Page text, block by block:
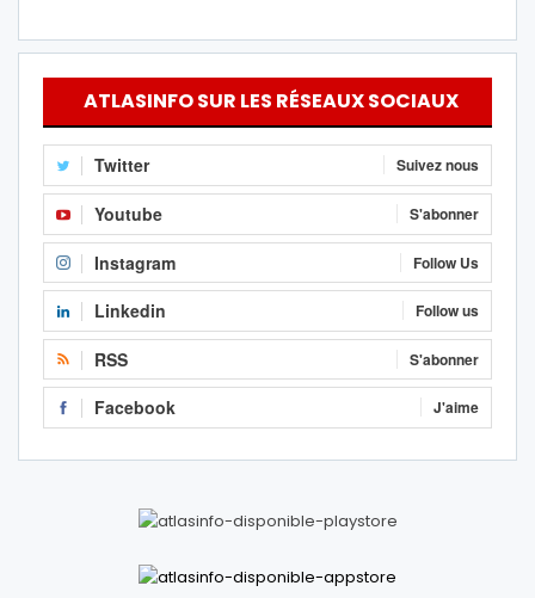
ATLASINFO SUR LES RÉSEAUX SOCIAUX
Twitter Suivez nous
Youtube S'abonner
Instagram Follow Us
Linkedin Follow us
RSS S'abonner
Facebook J'aime